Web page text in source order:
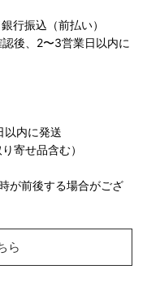
行振込（前払い）
後、2〜3営業日以内に
以内に発送
寄せ品含む）
が前後する場合がござ
ら